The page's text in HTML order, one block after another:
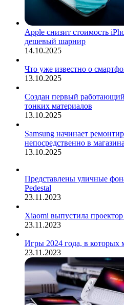
Apple снизит стоимость
дешевый шарнир
14.10.2025
Что уже известно о
13.10.2025
Создан первый
тонких материалов
13.10.2025
Samsung начинает
непосредственно в
13.10.2025
Представлены уличные
Pedestal
23.11.2023
Xiaomi выпустила
23.11.2023
Игры 2024 года, в которых
23.11.2023